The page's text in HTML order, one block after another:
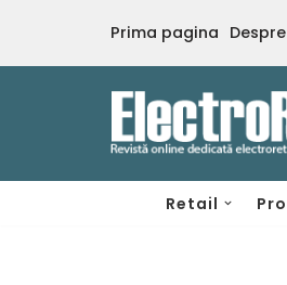
Sari
Prima pagina Despre
Retail